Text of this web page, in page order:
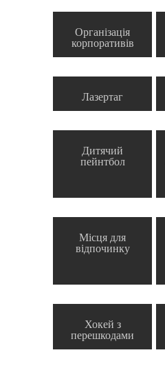
Організація
корпоративів
Лазертаг
Дитячий
пейнтбол
Місця для
відпочинку
Хокей з
перешкодами